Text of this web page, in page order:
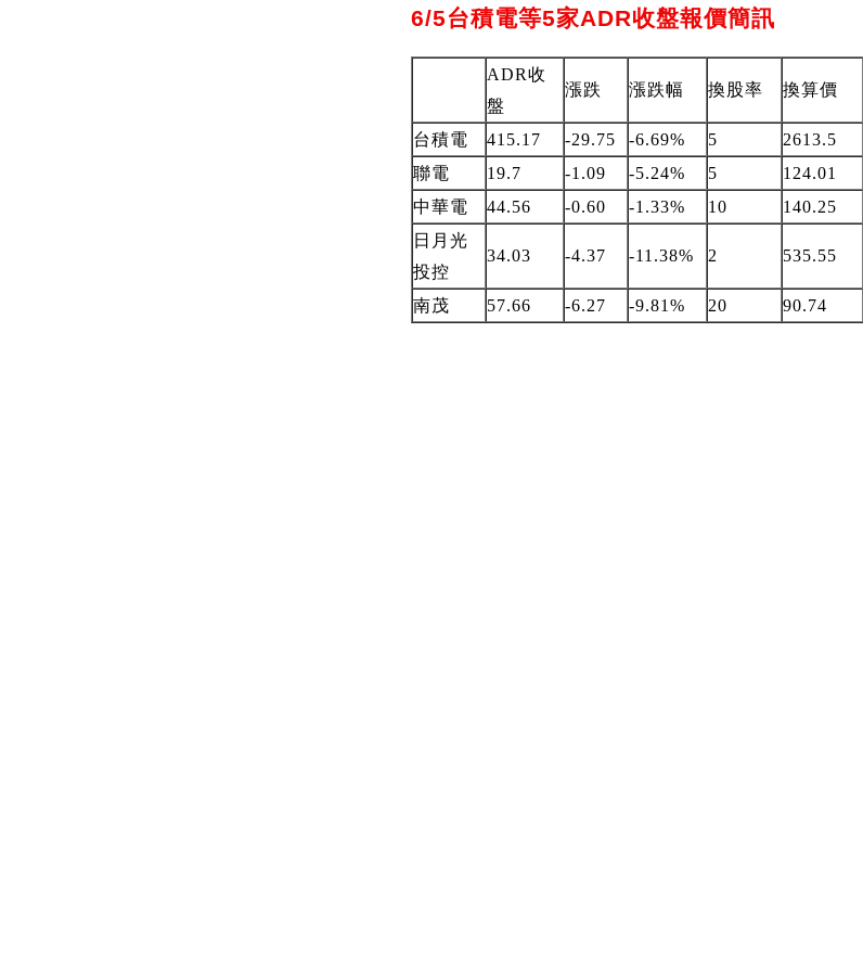
6/5台積電等5家ADR收盤報價簡訊
ADR收
盤
漲跌 漲跌幅 換股率 換算價
台積電 415.17 -29.75 -6.69% 5 2613.5
聯電
19.7 -1.09 -5.24% 5 124.01
中華電
44.56 -0.60 -1.33% 10 140.25
日月光
投控
34.03 -4.37 -11.38% 2 535.55
南茂 57.66 -6.27 -9.81% 20 90.74